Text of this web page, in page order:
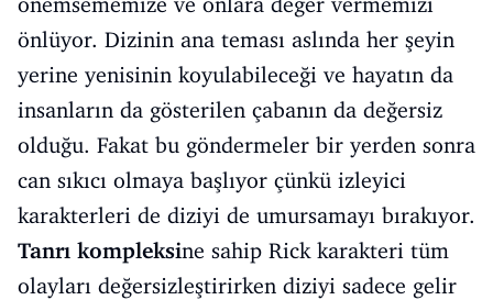
önlüyor. Dizinin ana teması aslında her şeyin
yerine yenisinin koyulabileceği ve hayatın da
insanların da gösterilen çabanın da değersiz
olduğu. Fakat bu göndermeler bir yerden sonra
can sıkıcı olmaya başlıyor çünkü izleyici
karakterleri de diziyi de umursamayı bırakıyor.
Tanrı kompleksine sahip Rick karakteri tüm
olayları değersizleştirirken diziyi sadece gelir